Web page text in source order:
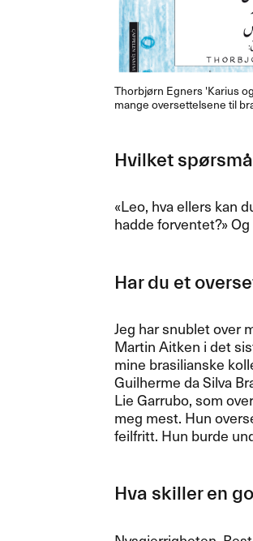
Thorbj​ø​rn Egners '​​Karius
mange oversettelsene til
Hvilket
​«​Leo, hva ellers kan
hadde forventet?​»
Har du et
Jeg har snublet over
Martin Aitken i det
mine brasilianske
Guilherme da Silva
Lie Garrubo, som
meg mest. Hun
feilfritt. Hun burde
Hva skiller en